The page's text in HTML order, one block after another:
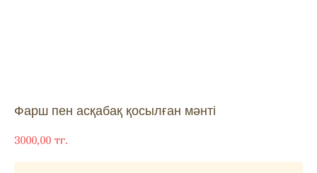
Фарш пен асқабақ қосылған мәнті
3000,00 тг.